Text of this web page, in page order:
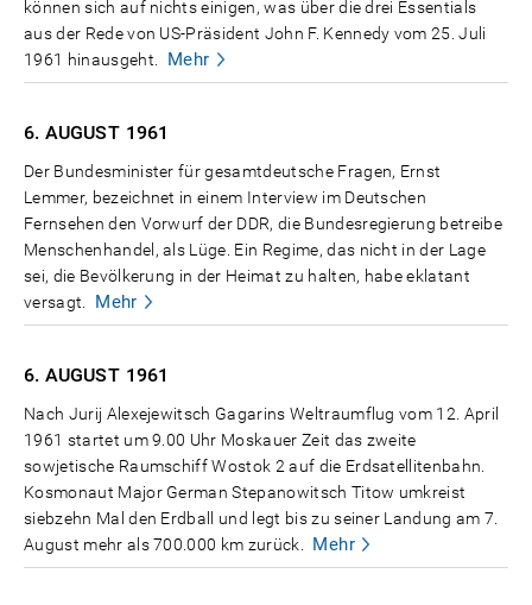
können sich auf nichts einigen, was über die drei Essentials
aus der Rede von US-Präsident John F. Kennedy vom 25. Juli
1961 hinausgeht.
Mehr
6. AUGUST 1961
Der Bundesminister für gesamtdeutsche Fragen, Ernst
Lemmer, bezeichnet in einem Interview im Deutschen
Fernsehen den Vorwurf der DDR, die Bundesregierung betreibe
Menschenhandel, als Lüge. Ein Regime, das nicht in der Lage
sei, die Bevölkerung in der Heimat zu halten, habe eklatant
versagt.
Mehr
6. AUGUST 1961
Nach Jurij Alexejewitsch Gagarins Weltraumflug vom 12. April
1961 startet um 9.00 Uhr Moskauer Zeit das zweite
sowjetische Raumschiff Wostok 2 auf die Erdsatellitenbahn.
Kosmonaut Major German Stepanowitsch Titow umkreist
siebzehn Mal den Erdball und legt bis zu seiner Landung am 7.
August mehr als 700.000 km zurück.
Mehr